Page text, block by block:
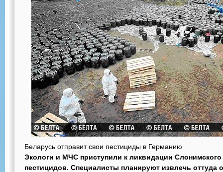
Беларусь отправит свои пестициды в Германию
Экологи и МЧС приступили к ликвидации
пестицидов. Специалисты планируют извлечь оттуда